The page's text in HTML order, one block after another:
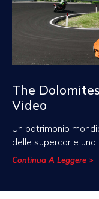
The
Video
Un patrimonio
delle supercar e
Continua A Leggere >